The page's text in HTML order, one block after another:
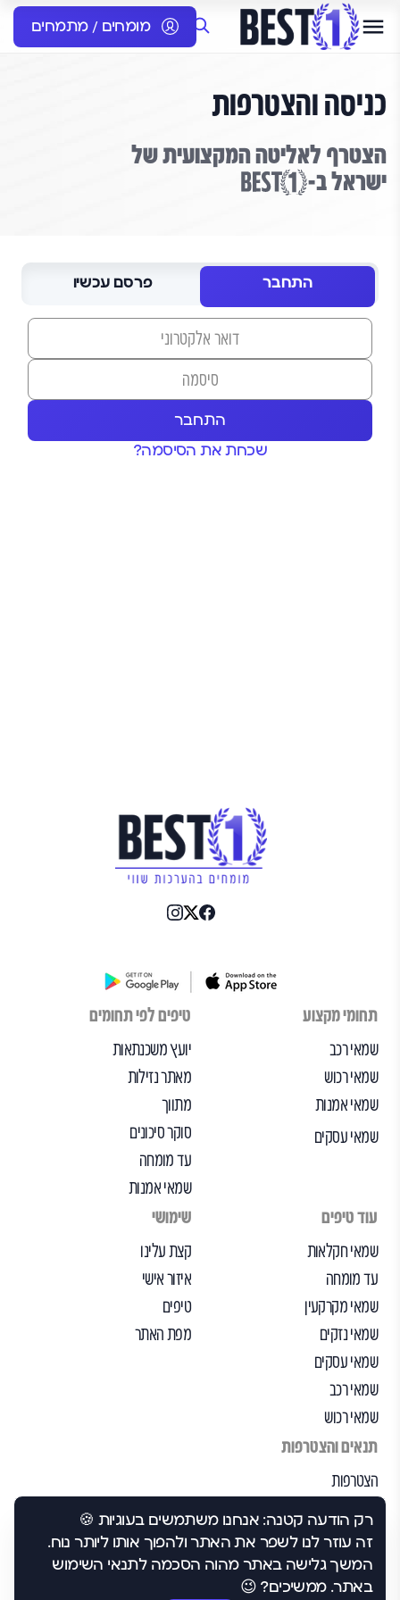
מומחים / מתמחים
כניסה והצטרפות
הצטרף לאליטה המקצועית של
ישראל ב-
התחבר פרסם עכשיו
שכחת את הסיסמה?
רק הודעה קטנה: אנחנו משתמשים בעוגיות 🍪
זה עוזר לנו לשפר את האתר ולהפוך אותו ליותר נוח.
המשך גלישה באתר מהוה הסכמה לתנאי השימוש
באתר. ממשיכים? 😉
תחומי מקצוע
שמאי רכב
שמאי רכוש
שמאי אמנות
שמאי עסקים
טיפים לפי תחומים
יועץ משכנתאות
מאתר נזילות
מתווך
סוקר סיכונים
עד מומחה
שמאי אמנות
עוד טיפים
שמאי חקלאות
עד מומחה
שמאי מקרקעין
שמאי נזקים
שמאי עסקים
שמאי רכב
שמאי רכוש
שימושי
קצת עלינו
איזור אישי
טיפים
מפת האתר
תנאים והצטרפות
הצטרפות
תנאי שימוש
הצהרת נגישות